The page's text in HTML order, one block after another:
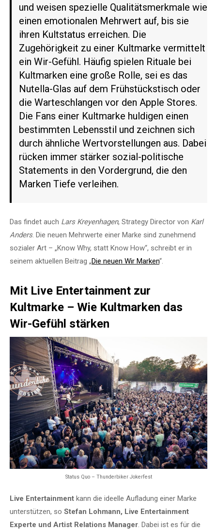
und weisen spezielle Qualitätsmerkmale wie
einen emotionalen Mehrwert auf, bis sie
ihren Kultstatus erreichen. Die
Zugehörigkeit zu einer Kultmarke vermittelt
ein Wir-Gefühl. Häufig spielen Rituale bei
Kultmarken eine große Rolle, sei es das
Nutella-Glas auf dem Frühstückstisch oder
die Warteschlangen vor den Apple Stores.
Die Fans einer Kultmarke huldigen einen
bestimmten Lebensstil und zeichnen sich
durch ähnliche Wertvorstellungen aus. Dabei
rücken immer stärker sozial-politische
Statements in den Vordergrund, die den
Marken Tiefe verleihen.
Das findet auch Lars Kreyenhagen, Strategy Director von Karl
Anders. Die neuen Mehrwerte einer Marke sind zunehmend
sozialer Art – „Know Why, statt Know How“, schreibt er in
seinem aktuellen Beitrag „Die neuen Wir Marken“.
Mit Live Entertainment zur
Kultmarke – Wie Kultmarken das
Wir-Gefühl stärken
Status Quo – Thunderbiker Jokerfest
Live Entertainment kann die ideelle Aufladung einer Marke
unterstützen, so Stefan Lohmann, Live Entertainment
Experte und Artist Relations Manager. Dabei ist es für die